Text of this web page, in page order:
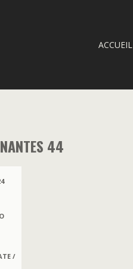
ACCUEIL
44
/